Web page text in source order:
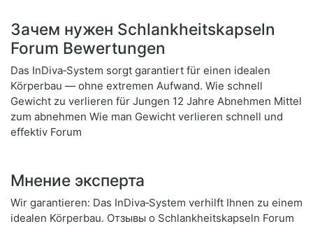
Зачем нужен Schlankheitskapseln
Forum Bewertungen
Das InDiva‑System sorgt garantiert für einen idealen
Körperbau — ohne extremen Aufwand. Wie schnell
Gewicht zu verlieren für Jungen 12 Jahre Abnehmen Mittel
zum abnehmen Wie man Gewicht verlieren schnell und
effektiv Forum
Мнение эксперта
Wir garantieren: Das InDiva‑System verhilft Ihnen zu einem
idealen Körperbau. Отзывы о Schlankheitskapseln Forum